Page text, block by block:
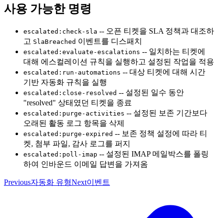
사용 가능한 명령
escalated:check-sla -- 오픈 티켓을 SLA 정책과 대조하
고 SlaBreached 이벤트를 디스패치
escalated:evaluate-escalations -- 일치하는 티켓에
대해 에스컬레이션 규칙을 실행하고 설정된 작업을 적용
escalated:run-automations -- 대상 티켓에 대해 시간
기반 자동화 규칙을 실행
escalated:close-resolved -- 설정된 일수 동안
"resolved" 상태였던 티켓을 종료
escalated:purge-activities -- 설정된 보존 기간보다
오래된 활동 로그 항목을 삭제
escalated:purge-expired -- 보존 정책 설정에 따라 티
켓, 첨부 파일, 감사 로그를 퍼지
escalated:poll-imap -- 설정된 IMAP 메일박스를 폴링
하여 인바운드 이메일 답변을 가져옴
Previous자동화 유형Next이벤트